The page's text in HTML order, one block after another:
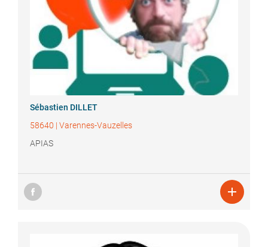
Sébastien DILLET
58640 | Varennes-Vauzelles
APIAS
